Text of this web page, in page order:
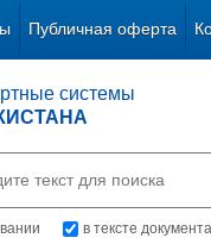
Публичная оферта
системы
в тексте документа